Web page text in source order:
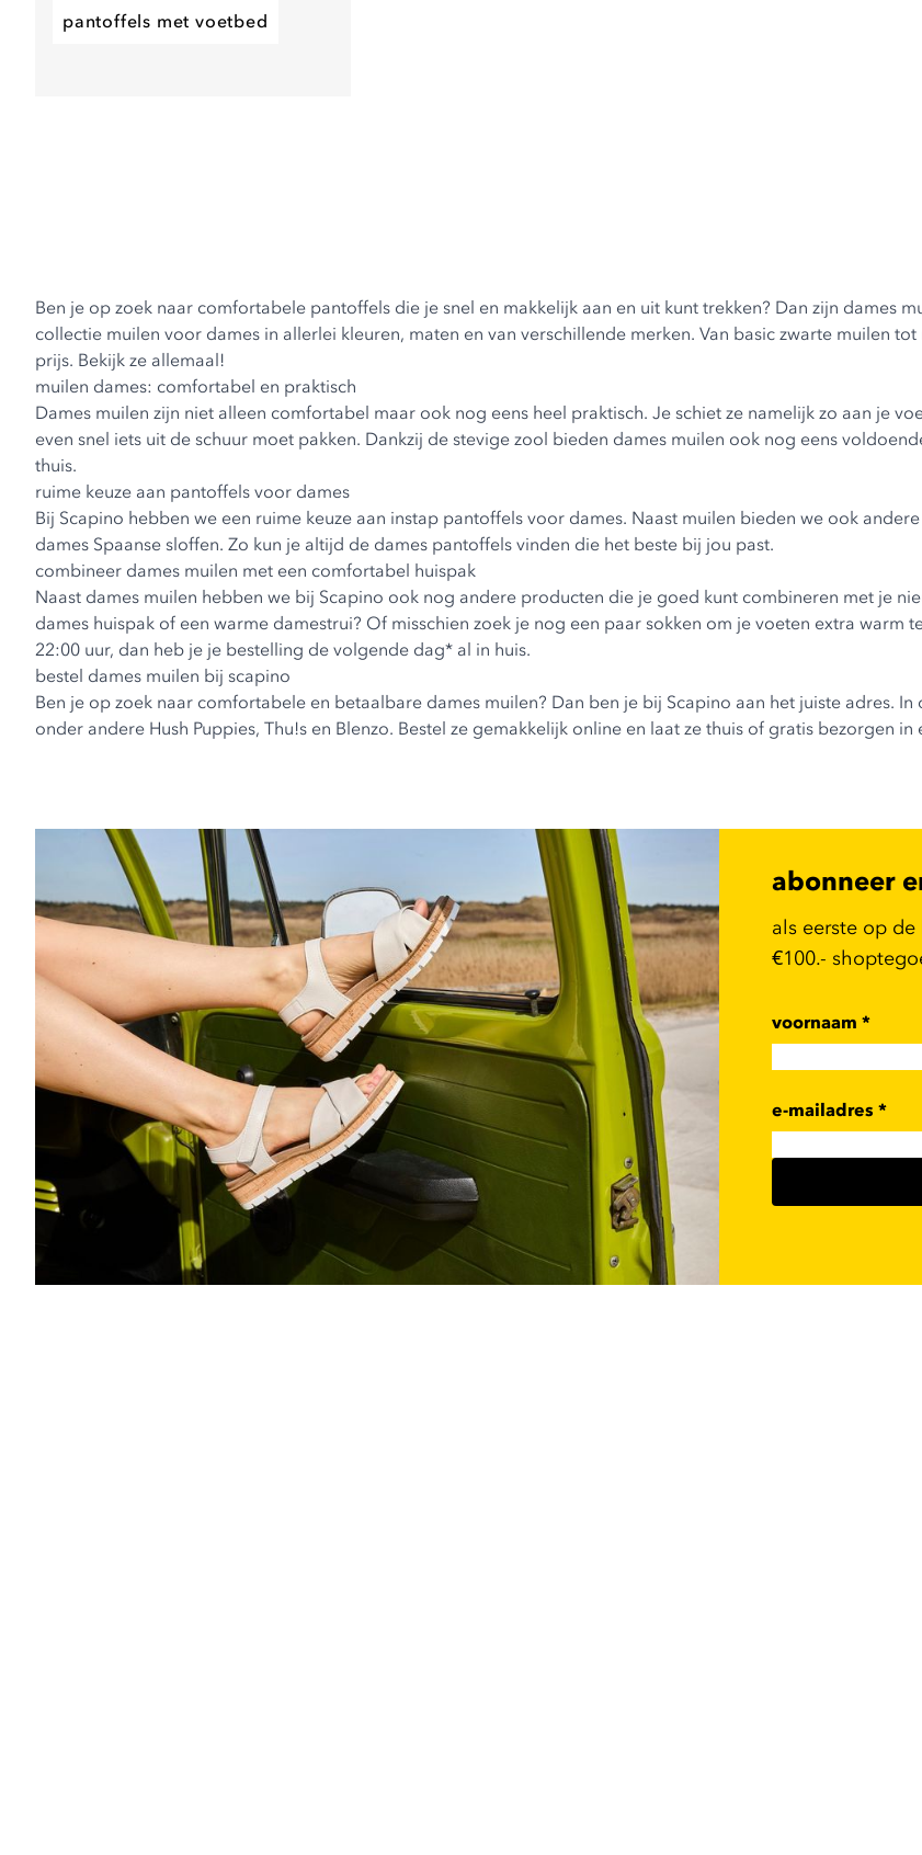
pantoffels met voetbed
Ben je op zoek naar comfortabele pantoffels die je snel en makkelijk aan en uit kunt trekken? Dan zijn dames
collectie muilen voor dames in allerlei kleuren, maten en van verschillende merken. Van basic zwarte muilen
prijs. Bekijk ze allemaal!
muilen dames: comfortabel en praktisch
Dames muilen zijn niet alleen comfortabel maar ook nog eens heel praktisch. Je schiet ze namelijk zo aan je
even snel iets uit de schuur moet pakken. Dankzij de stevige zool bieden dames muilen ook nog eens
thuis.
ruime keuze aan pantoffels voor dames
Bij Scapino hebben we een ruime keuze aan instap pantoffels voor dames. Naast muilen bieden we ook
dames Spaanse sloffen. Zo kun je altijd de dames pantoffels vinden die het beste bij jou past.
combineer dames muilen met een comfortabel huispak
Naast dames muilen hebben we bij Scapino ook nog andere producten die je goed kunt combineren met je
dames huispak of een warme damestrui? Of misschien zoek je nog een paar sokken om je voeten extra warm
22:00 uur, dan heb je je bestelling de volgende dag* al in huis.
bestel dames muilen bij scapino
Ben je op zoek naar comfortabele en betaalbare dames muilen? Dan ben je bij Scapino aan het juiste adres.
onder andere Hush Puppies, Thu!s en Blenzo. Bestel ze gemakkelijk online en laat ze thuis of gratis bezorgen in
abonneer
als eerste op
€100.-
voornaam *
e-mailadres *